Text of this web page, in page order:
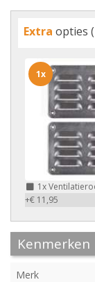
Extra opties
1x
+€ 11,95
1x
Kenmerken
Merk